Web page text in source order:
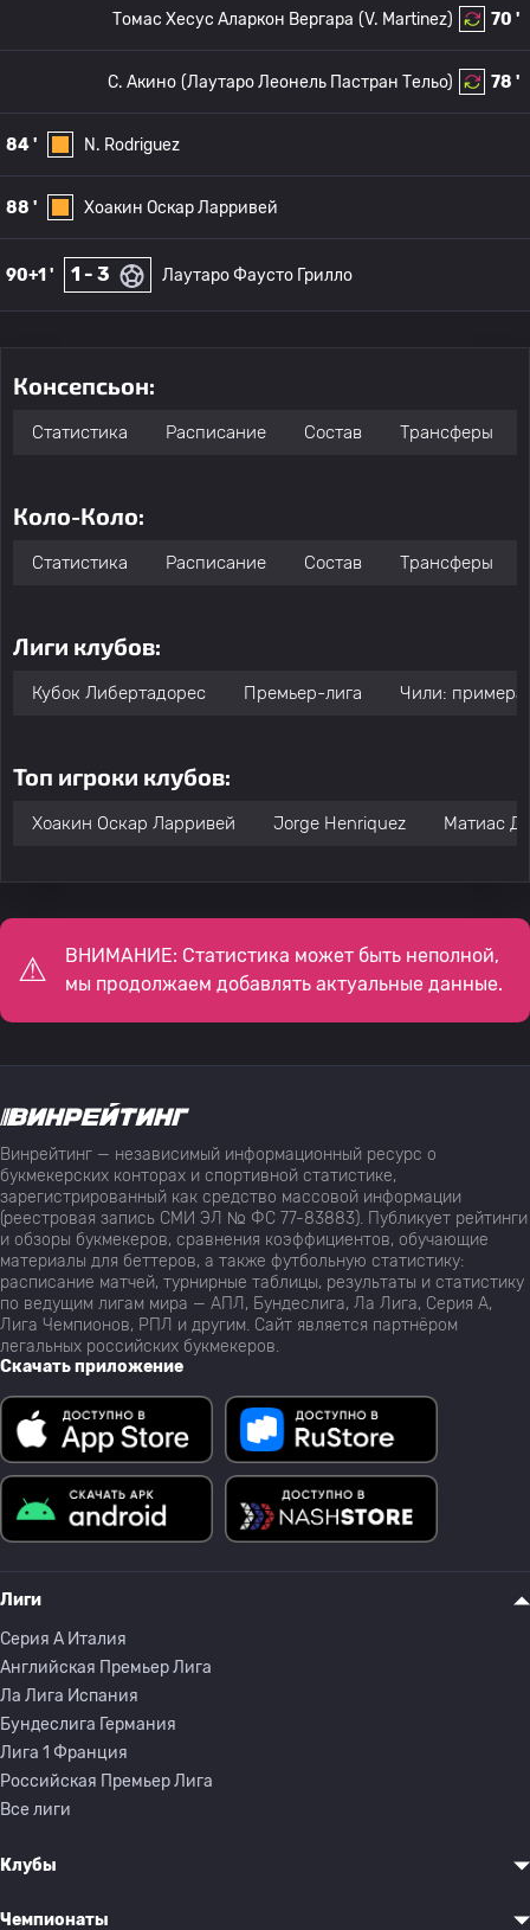
70 '
(V. Martinez)
Томас Хесус Аларкон Вергара
78 '
(Лаутаро Леонель Пастран Тельо)
C. Акино
84 ' N. Rodriguez
88 ' Хоакин Оскар Ларривей
90+1 ' 1 - 3 Лаутаро Фаусто Грилло
Консепсьон:
Статистика Расписание Состав Трансферы
Коло-Коло:
Статистика Расписание Состав Трансферы
Лиги клубов:
Кубок Либертадорес Премьер-лига Чили: примера
Топ игроки клубов:
Хоакин Оскар Ларривей Jorge Henriquez Матиас
ВНИМАНИЕ: Статистика может быть неполной,
мы продолжаем добавлять актуальные данные.
Винрейтинг — независимый информационный ресурс о
букмекерских конторах и спортивной статистике,
зарегистрированный как средство массовой информации
(реестровая запись СМИ ЭЛ № ФС 77-83883). Публикует рейтинги
и обзоры букмекеров, сравнения коэффициентов, обучающие
материалы для беттеров, а также футбольную статистику:
расписание матчей, турнирные таблицы, результаты и статистику
по ведущим лигам мира — АПЛ, Бундеслига, Ла Лига, Серия А,
Лига Чемпионов, РПЛ и другим. Сайт является партнёром
легальных российских букмекеров.
Скачать приложение
Лиги
Серия A Италия
Английская Премьер Лига
Ла Лига Испания
Бундеслига Германия
Лига 1 Франция
Российская Премьер Лига
Все лиги
Клубы
Чемпионаты